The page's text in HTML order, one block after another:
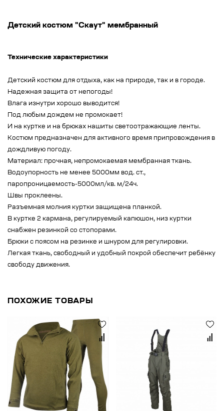
Детский костюм "Скаут" мембранный
Технические характеристики
Детский костюм для отдыха, как на природе, так и в городе.
Надежная защита от непогоды!
Влага изнутри хорошо выводится!
Под любым дождем не промокает!
И на куртке и на брюках нашиты светоотражающие ленты.
Костюм предназначен для активного время припровождения в
дождливую погоду.
Материал: прочная, непромокаемая мембранная ткань.
Водоупорность не менее 5000мм вод. ст.,
паропроницаемость-5000мл/кв. м/24ч.
Швы проклеены.
Разъемная молния куртки защищена планкой.
В куртке 2 кармана, регулируемый капюшон, низ куртки
снабжен резинкой со стопорами.
Брюки с поясом на резинке и шнуром для регулировки.
Легкая ткань, свободный и удобный покрой обеспечит ребёнку
свободу движения.
ПОХОЖИЕ ТОВАРЫ